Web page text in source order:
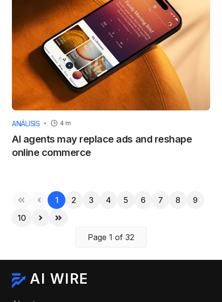
ANÁLISIS 4 m
AI agents may replace ads and reshape
online commerce
1 2 3 4 5 6 7 8
9
10
Page 1 of 32
AI WIRE